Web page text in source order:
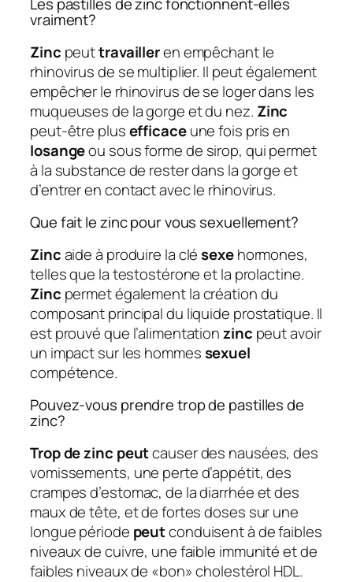
vraiment?
Zinc peuttravailleren empêchant le
rhinovirus de se multiplier. Il peut également
empêcher le rhinovirus de se loger dans les
muqueuses de la gorge et du nez. Zinc
peut-être plusefficaceune fois pris en
losangeou sous forme de sirop, qui permet
à la substance de rester dans la gorge et
d’entrer en contact avec le rhinovirus.
Que fait le zinc pour vous sexuellement?
Zincaide à produire la clésexehormones,
telles que la testostérone et la prolactine.
Zinc permet également la création du
composant principal du liquide prostatique. Il
est prouvé que l’alimentationzinc peut avoir
un impact sur les hommessexuel
compétence.
Pouvez-vous prendre trop de pastilles de
zinc?
Trop de zinc peutcauser des nausées, des
vomissements, une perte d’appétit, des
crampes d’estomac, de la diarrhée et des
maux de tête, et de fortes doses sur une
longue période peutconduisent à de faibles
niveaux de cuivre, une faible immunité et de
faibles niveaux de «bon» cholestérol HDL.